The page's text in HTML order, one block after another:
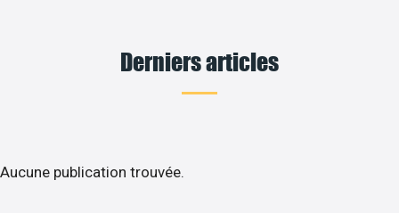
Derniers articles
Aucune publication trouvée.